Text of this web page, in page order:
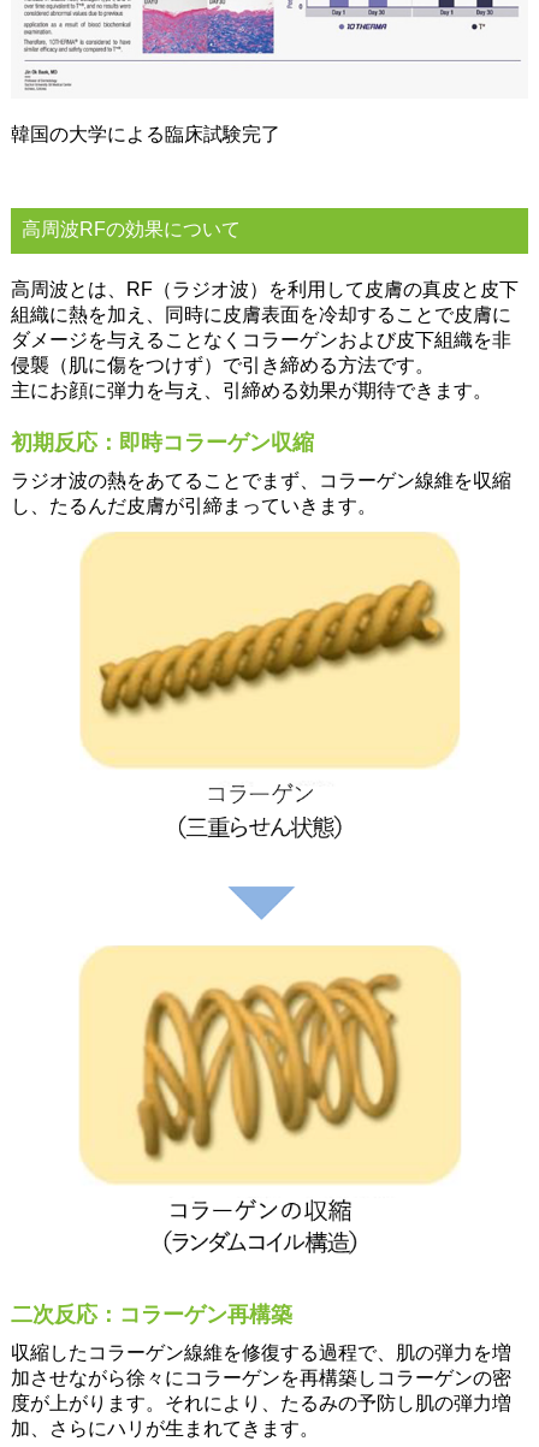
韓国の大学による​臨床試験完了​
高周波RFの効果について
高周波とは、RF（ラジオ波）を利用して皮膚の真皮と皮下
組織に熱を加え、同時に皮膚表面を冷却することで皮膚に
ダメージを与えることなくコラーゲンおよび皮下組織を非
侵襲（肌に傷をつけず）で引き締める方法です。
主にお顔に弾力を与え、引締める効果が期待できます。​
初期反応：即時コラーゲン収縮
ラジオ波の熱をあてることでまず、コラーゲン線維を収縮
し、たるんだ皮膚が引締まっていきます​。
二次反応：コラーゲン再構築​
収縮したコラーゲン線維を修復する過程で、肌の弾力を増
加させながら徐々にコラーゲンを再構築しコラーゲンの密
度が上がります。それにより、たるみの予防し肌の弾力増
加、さらにハリが生まれてきます。​